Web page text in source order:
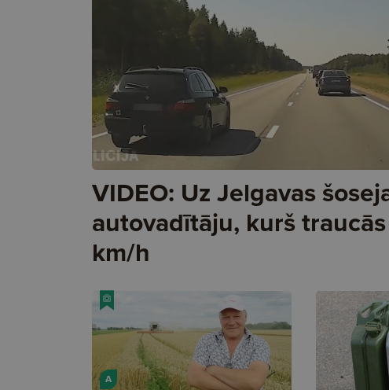
VIDEO: Uz Jelgavas
autovadītāju, kurš
km/h
A